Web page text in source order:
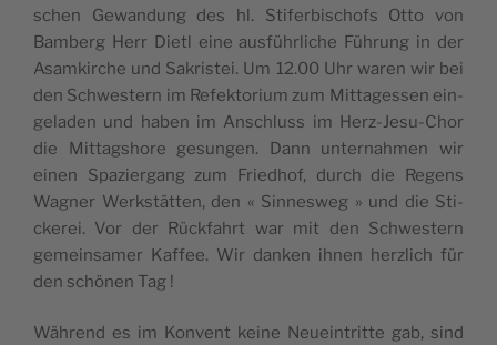
schen Gewan­dung des hl. Sti­fer­bi­schofs Otto von
Bam­berg Herr Dietl eine ausführ­liche Füh­rung in der
Asam­kirche und Sakris­tei. Um 12.00 Uhr waren wir bei
den Schwes­tern im Refek­to­rium zum Mit­ta­ges­sen ein­
ge­la­den und haben im Anschluss im Herz-Jesu-Chor
die Mit­tag­shore gesun­gen. Dann unter­nah­men wir
einen Spa­zier­gang zum Fried­hof, durch die Regens
Wag­ner Werkstät­ten, den « Sin­nes­weg » und die Sti­
cke­rei. Vor der Rück­fahrt war mit den Schwes­tern
gemein­sa­mer Kaf­fee. Wir dan­ken ihnen herz­lich für
den schö­nen Tag !
Wäh­rend es im Konvent keine Neuein­tritte gab, sind